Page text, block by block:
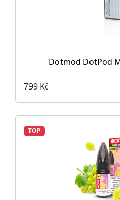
Dotmod DotPod
799 Kč
TOP